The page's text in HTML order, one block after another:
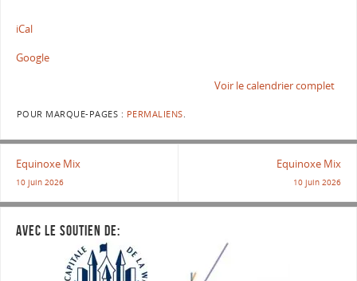
iCal
Google
Voir le calendrier complet
POUR MARQUE-PAGES : PERMALIENS.
Equinoxe Mix
10 juin 2026
Equinoxe Mix
10 juin 2026
AVEC LE SOUTIEN DE: